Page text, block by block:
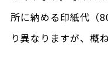
所に納める印紙代（
り異なりますが、概